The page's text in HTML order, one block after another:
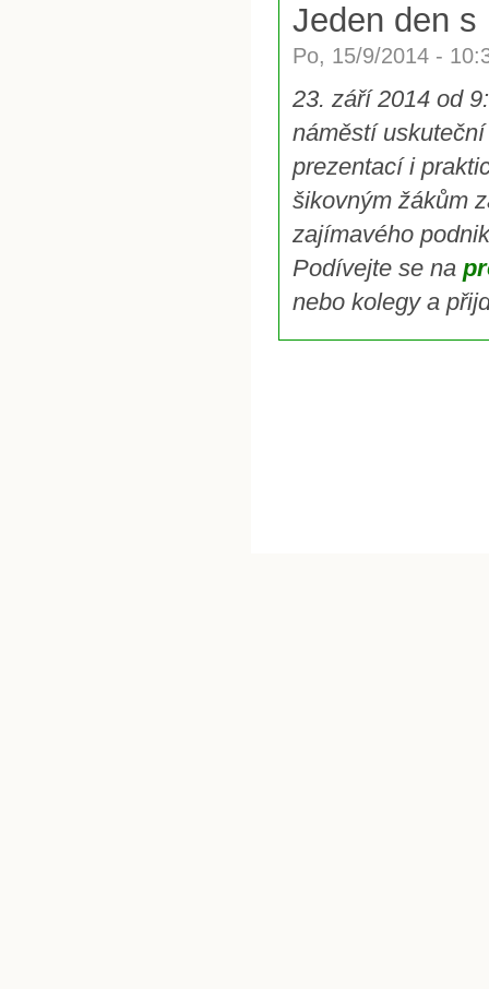
Jeden den s
Po, 15/9/2014 -
23. září 2014 od
náměstí
prezentací i
šikovným žákům
zajímavého
Podívejte se na
nebo kolegy a